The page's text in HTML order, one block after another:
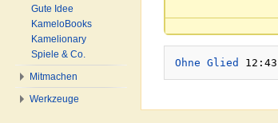
Ohne Glied
Gute Idee
KameloBooks
Kamelionary
Spiele & Co.
Mitmachen
Werkzeuge